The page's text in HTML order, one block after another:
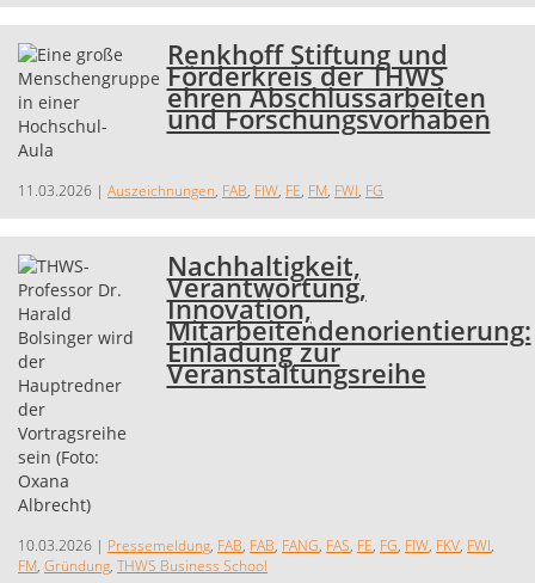
Renkhoff Stiftung und
Förderkreis der THWS
ehren Abschlussarbeiten
und Forschungsvorhaben
11.03.2026 | Auszeichnungen, FAB, FIW, FE, FM, FWI, FG
Nachhaltigkeit,
Verantwortung,
Innovation,
Mitarbeitendenorientierung:
Einladung zur
Veranstaltungsreihe
10.03.2026 | Pressemeldung, FAB, FAB, FANG, FAS, FE, FG, FIW, FKV, FWI,
FM, Gründung, THWS Business School